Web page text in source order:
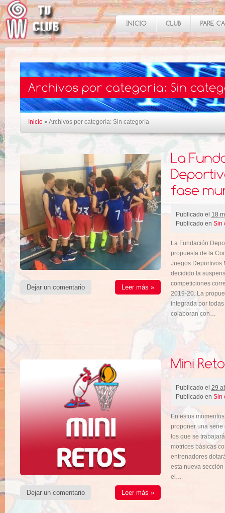
Inicio »Archivos por categoría: Sin categoría
Dejar un comentario Leer más »
Publicado el 18
Publicado en Sin
La Fundación
propuesta de la
Juegos Deportivos
decidido la
competiciones
2019-20. La
integrada por
colaboran con…
Dejar un comentario Leer más »
Publicado el 29
Publicado en Sin
En estos
proponer una serie
los que se
motrices básicas
entrenadores
esta nueva
el…